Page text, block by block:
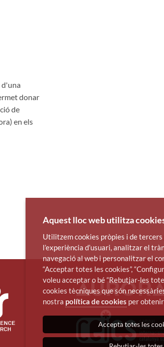
d'una
donar
de
en els
Aquest lloc web utilitza
Utilitzem cookies pròpies i de
l’experiència d’usuari, analitzar el
navegació al web i personalitzar el
“Acceptar totes les cookies”,
voleu acceptar o bé “Rebutjar-les
cookies tècniques que són
nostra política de cookies per
Accepta totes les